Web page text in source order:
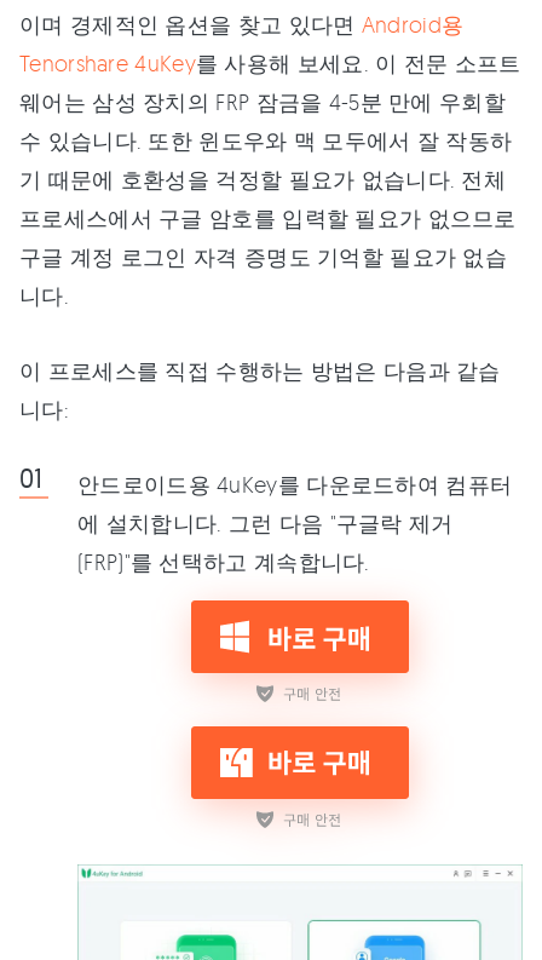
이며 경제적인 옵션을 찾고 있다면 Android용
Tenorshare 4uKey를 사용해 보세요. 이 전문 소프트
웨어는 삼성 장치의 FRP 잠금을 4-5분 만에 우회할
수 있습니다. 또한 윈도우와 맥 모두에서 잘 작동하
기 때문에 호환성을 걱정할 필요가 없습니다. 전체
프로세스에서 구글 암호를 입력할 필요가 없으므로
구글 계정 로그인 자격 증명도 기억할 필요가 없습
니다.
이 프로세스를 직접 수행하는 방법은 다음과 같습
니다:
안드로이드용 4uKey를 다운로드하여 컴퓨터
에 설치합니다. 그런 다음 "구글락 제거
(FRP)"를 선택하고 계속합니다.